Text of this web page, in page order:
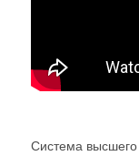
Система